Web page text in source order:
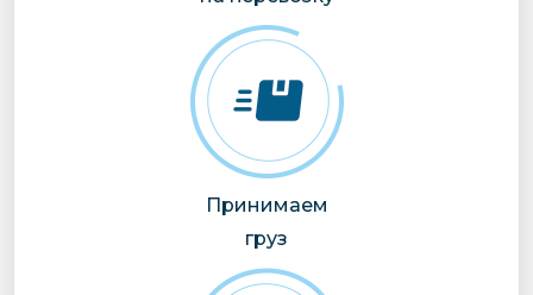
Принимаем
груз